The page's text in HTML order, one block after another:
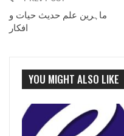
ماہرین علم حدیث حیات و
افکار
YOU MIGHT ALSO LIKE